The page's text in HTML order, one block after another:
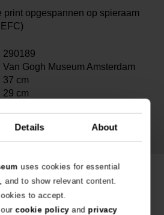
Details About
uses cookies for essential
to show relevant content.
to accept.
ourcookie policyand privacy
print opgespannen op spieraam
290189
Van Gogh Museum Amsterdam
37 cm
29 cm
380g/m2
producten